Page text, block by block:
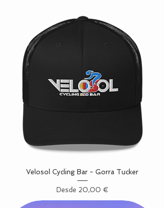
Velosol Cycling Bar - Gorra Tucker
Desde 20,00 €
Precio de oferta